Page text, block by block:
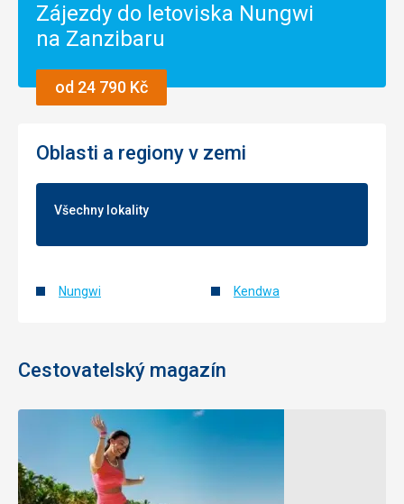
Zájezdy do letoviska Nungwi
na Zanzibaru
od 24 790 Kč
Oblasti a regiony v zemi
Všechny lokality
Nungwi Kendwa
Cestovatelský magazín